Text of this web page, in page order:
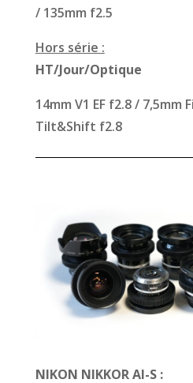
/ 135mm f2.5
Hors série :
HT/Jour/Optique
14mm V1 EF f2.8 / 7,5mm
Tilt&Shift f2.8
NIKON NIKKOR